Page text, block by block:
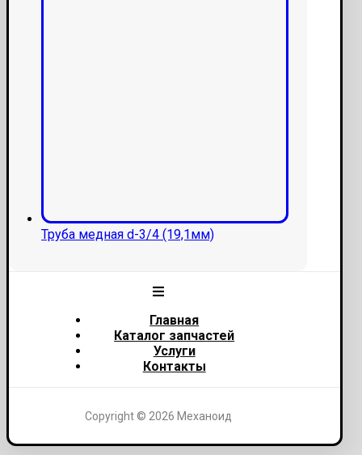
Труба медная d-3/4 (19,1мм)
Главная
Каталог запчастей
Услуги
Контакты
Copyright © 2026 Механоид